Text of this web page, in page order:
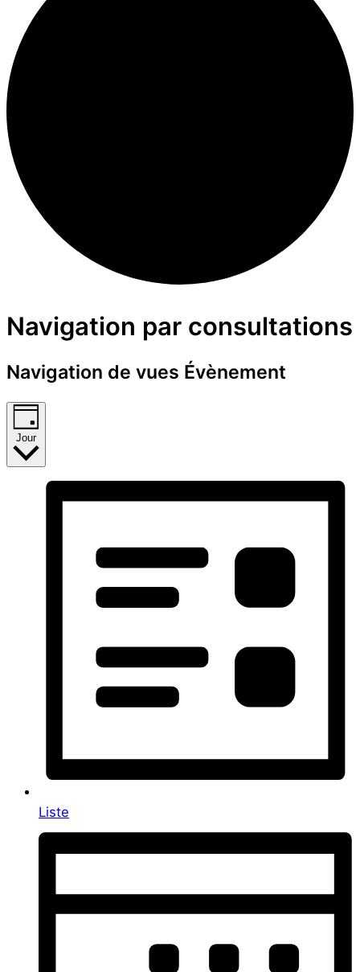
Évènements
for
16
mars
2025
Navigation par consultations
Navigation de vues Évènement
Jour
Liste